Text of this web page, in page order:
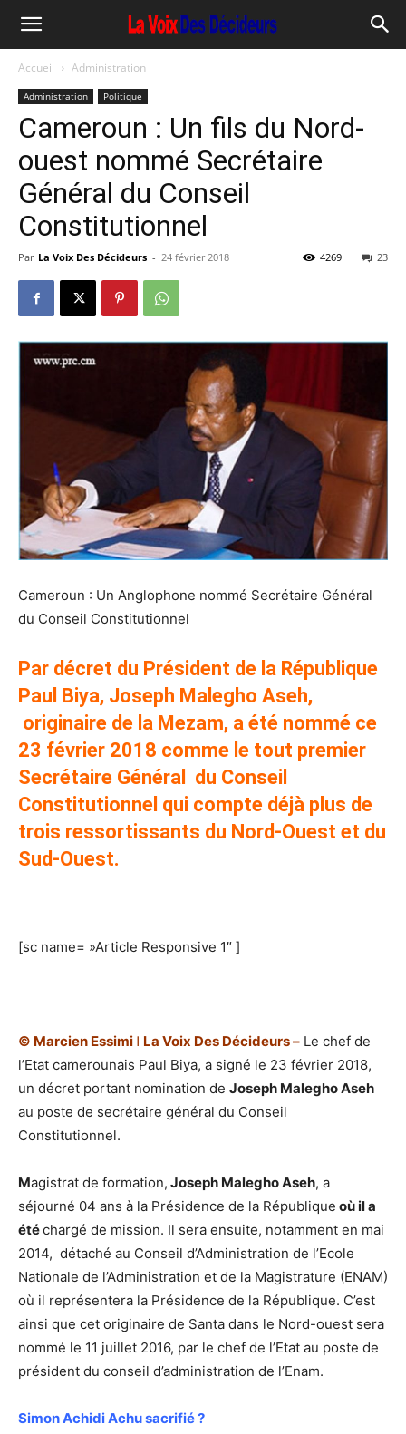
Accueil Administration
Administration Politique
Cameroun : Un fils du Nord-
ouest nommé Secrétaire
Général du Conseil
Constitutionnel
Par La Voix Des Décideurs - 24 février 2018 23
4269
Cameroun : Un Anglophone nommé Secrétaire Général
du Conseil Constitutionnel
Par décret du Président de la République
Paul Biya, Joseph Malegho Aseh,
originaire de la Mezam, a été nommé ce
23 février 2018 comme le tout premier
Secrétaire Général du Conseil
Constitutionnel qui compte déjà plus de
trois ressortissants du Nord-Ouest et du
Sud-Ouest.
[sc name= »Article Responsive 1″ ]
© Marcien Essimi ǀ La Voix Des Décideurs – Le chef de
l’Etat camerounais Paul Biya, a signé le 23 février 2018,
un décret portant nomination de Joseph Malegho Aseh
au poste de secrétaire général du Conseil
Constitutionnel.
Magistrat de formation, Joseph Malegho Aseh, a
séjourné 04 ans à la Présidence de la République où il a
étéchargé de mission. Il sera ensuite, notamment en mai
2014, détaché au Conseil d’Administration de l’Ecole
Nationale de l’Administration et de la Magistrature (ENAM)
où il représentera la Présidence de la République. C’est
ainsi que cet originaire de Santa dans le Nord-ouest sera
nommé le 11 juillet 2016, par le chef de l’Etat au poste de
président du conseil d’administration de l’Enam.
Simon Achidi Achu sacrifié ?